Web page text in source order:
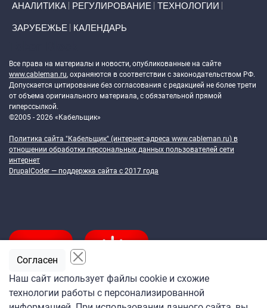
АНАЛИТИКА РЕГУЛИРОВАНИЕ ТЕХНОЛОГИИ
ЗАРУБЕЖЬЕ КАЛЕНДАРЬ
Все права на материалы и новости, опубликованные на сайте
www.cableman.ru, охраняются в соответствии с законодательством РФ.
Допускается цитирование без согласования с редакцией не более трети
от объема оригинального материала, с обязательной прямой
гиперссылкой.
©2005 - 2026 «Кабельщик»
Политика сайта "Кабельщик" (интернет-адреса www.cableman.ru) в
отношении обработки персональных данных пользователей сети
интернет
DrupalCoder — поддержка сайта c 2017 года
Подпишитесь
Наш сайт использует файлы cookie и схожие
технологии работы с персонализированной
Согласен